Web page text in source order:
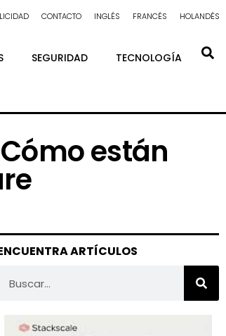
CONTACTO INGLÉS FRANCÉS HOLANDÉS
SEGURIDAD TECNOLOGÍA
están
ARTÍCULOS